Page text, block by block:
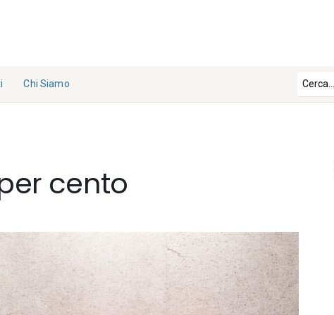
Chi Siamo
Collabo
ra con
Contat
ti
cento